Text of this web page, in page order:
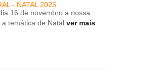
- NATAL 2025
16 de novembro a nossa
temática de Natal ver mais